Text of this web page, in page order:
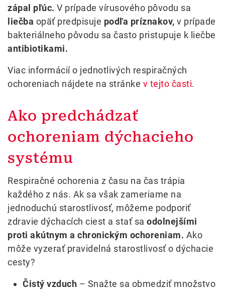
zápal pľúc. V prípade vírusového pôvodu sa
liečba opäť predpisuje podľa príznakov, v prípade
bakteriálneho pôvodu sa často pristupuje k liečbe
antibiotikami.
Viac informácií o jednotlivých respiračných
ochoreniach nájdete na stránke v tejto časti.
Ako predchádzať
ochoreniam dýchacieho
systému
Respiračné ochorenia z času na čas trápia
každého z nás. Ak sa však zameriame na
jednoduchú starostlivosť, môžeme podporiť
zdravie dýchacích ciest a stať sa odolnejšími
proti akútnym a chronickým ochoreniam. Ako
môže vyzerať pravidelná starostlivosť o dýchacie
cesty?
Čistý vzduch – Snažte sa obmedziť množstvo